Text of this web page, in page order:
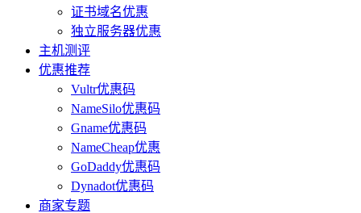
证书域名优惠
独立服务器优惠
主机测评
优惠推荐
Vultr优惠码
NameSilo优惠码
Gname优惠码
NameCheap优惠
GoDaddy优惠码
Dynadot优惠码
商家专题